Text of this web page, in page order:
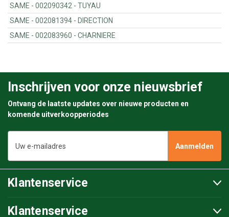
SAME - 002090342 - TUYAU
SAME - 002081394 - DIRECTION
SAME - 002083960 - CHARNIERE
Inschrijven voor onze nieuwsbrief
Ontvang de laatste updates over nieuwe producten en
komende uitverkoopperiodes
mailadres
Klantenservice
Klantenservice